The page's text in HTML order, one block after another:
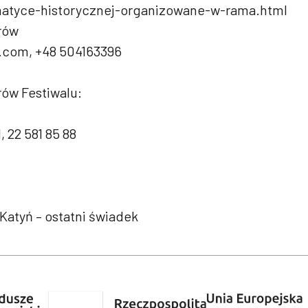
historycznej-organizowane-w-rama.html
+48 504163396
Festiwalu:
581 85 88
– ostatni świadek